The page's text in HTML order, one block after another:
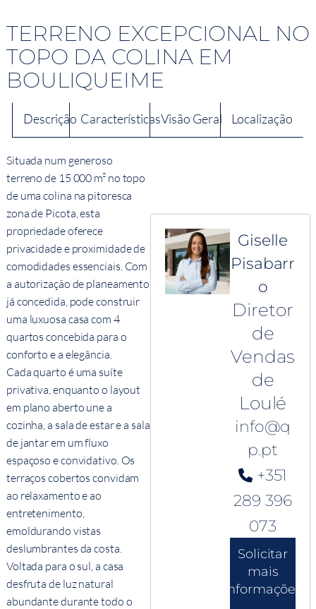
TERRENO EXCEPCIONAL NO
TOPO DA COLINA EM
BOULIQUEIME
Descrição CaracterísticasVisão Geral Localização
Situada num generoso
terreno de 15 000 m² no topo
de uma colina na pitoresca
zona de Picota, esta
propriedade oferece
privacidade e proximidade de
comodidades essenciais. Com
a autorização de planeamento
já concedida, pode construir
uma luxuosa casa com 4
quartos concebida para o
conforto e a elegância.
Cada quarto é uma suíte
privativa, enquanto o layout
em plano aberto une a
cozinha, a sala de estar e a sala
de jantar em um fluxo
espaçoso e convidativo. Os
terraços cobertos convidam
ao relaxamento e ao
entretenimento,
emoldurando vistas
deslumbrantes da costa.
Voltada para o sul, a casa
desfruta de luz natural
abundante durante todo o
Giselle
Pisabarr
o
Diretor
de
Vendas
de
Loulé
info@q
p.pt
+351
289 396
073
Solicitar
mais
informações